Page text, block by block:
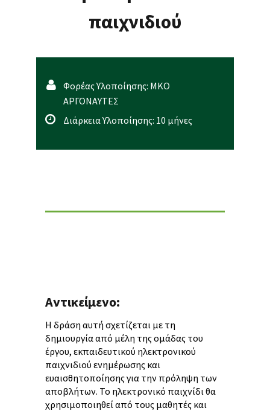
παιχνιδιού
Φορέας Υλοποίησης: ΜΚΟ
ΑΡΓΟΝΑΥΤΕΣ
Διάρκεια Υλοποίησης: 10 μήνες
Αντικείμενο:
Η δράση αυτή σχετίζεται με τη
δημιουργία από μέλη της ομάδας του
έργου, εκπαιδευτικού ηλεκτρονικού
παιχνιδιού ενημέρωσης και
ευαισθητοποίησης για την πρόληψη των
αποβλήτων. Το ηλεκτρονικό παιχνίδι θα
χρησιμοποιηθεί από τους μαθητές και